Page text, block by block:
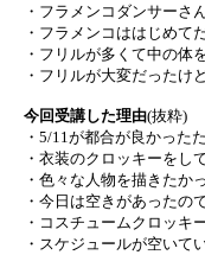
・フラメンコダンサーさ
・フラメンコははじめて
・フリルが多くて中の体
・フリルが大変だったけ
今回受講した理由(抜粋)
・5/11が都合が良かったた
・衣装のクロッキーをし
・色々な人物を描きたか
・今日は空きがあったので
・コスチュームクロッキ
・スケジュールが空いて